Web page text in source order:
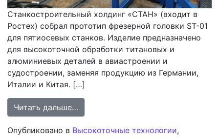
Станкостроительный холдинг «СТАН» (входит в
Ростех) собрал прототип фрезерной головки ST-01
для пятиосевых станков. Изделие предназначено
для высокоточной обработки титановых и
алюминиевых деталей в авиастроении и
судостроении, заменяя продукцию из Германии,
Италии и Китая. […]
Читать дальше…
Опубликовано в Высокоточные технологии,